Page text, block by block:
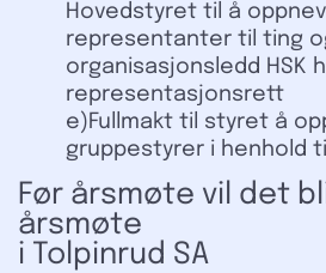
Hovedstyret til å
representanter til ting
organisasjonsledd HSK
representasjonsrett
e)Fullmakt til styret å
gruppestyrer i henhold
Før årsmøte vil det
årsmøte
i Tolpinrud SA